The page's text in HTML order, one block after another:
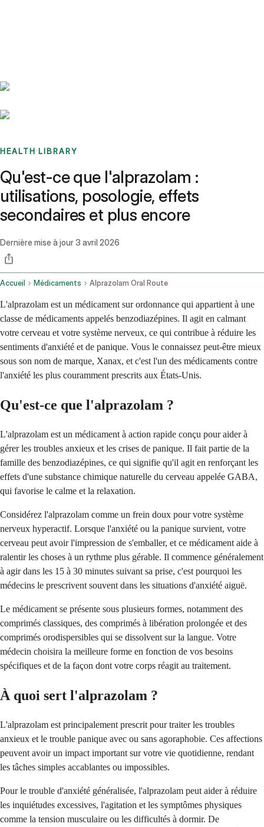
HEALTH LIBRARY
Qu'est-ce que l'alprazolam :
utilisations, posologie, effets
secondaires et plus encore
Dernière mise à jour3 avril 2026
Accueil Médicaments Alprazolam Oral Route
L'alprazolam est un médicament sur ordonnance qui appartient à une
classe de médicaments appelés benzodiazépines. Il agit en calmant
votre cerveau et votre système nerveux, ce qui contribue à réduire les
sentiments d'anxiété et de panique. Vous le connaissez peut-être mieux
sous son nom de marque, Xanax, et c'est l'un des médicaments contre
l'anxiété les plus couramment prescrits aux États-Unis.
Qu'est-ce que l'alprazolam ?
L'alprazolam est un médicament à action rapide conçu pour aider à
gérer les troubles anxieux et les crises de panique. Il fait partie de la
famille des benzodiazépines, ce qui signifie qu'il agit en renforçant les
effets d'une substance chimique naturelle du cerveau appelée GABA,
qui favorise le calme et la relaxation.
Considérez l'alprazolam comme un frein doux pour votre système
nerveux hyperactif. Lorsque l'anxiété ou la panique survient, votre
cerveau peut avoir l'impression de s'emballer, et ce médicament aide à
ralentir les choses à un rythme plus gérable. Il commence généralement
à agir dans les 15 à 30 minutes suivant sa prise, c'est pourquoi les
médecins le prescrivent souvent dans les situations d'anxiété aiguë.
Le médicament se présente sous plusieurs formes, notamment des
comprimés classiques, des comprimés à libération prolongée et des
comprimés orodispersibles qui se dissolvent sur la langue. Votre
médecin choisira la meilleure forme en fonction de vos besoins
spécifiques et de la façon dont votre corps réagit au traitement.
À quoi sert l'alprazolam ?
L'alprazolam est principalement prescrit pour traiter les troubles
anxieux et le trouble panique avec ou sans agoraphobie. Ces affections
peuvent avoir un impact important sur votre vie quotidienne, rendant
les tâches simples accablantes ou impossibles.
Pour le trouble d'anxiété généralisée, l'alprazolam peut aider à réduire
les inquiétudes excessives, l'agitation et les symptômes physiques
comme la tension musculaire ou les difficultés à dormir. De